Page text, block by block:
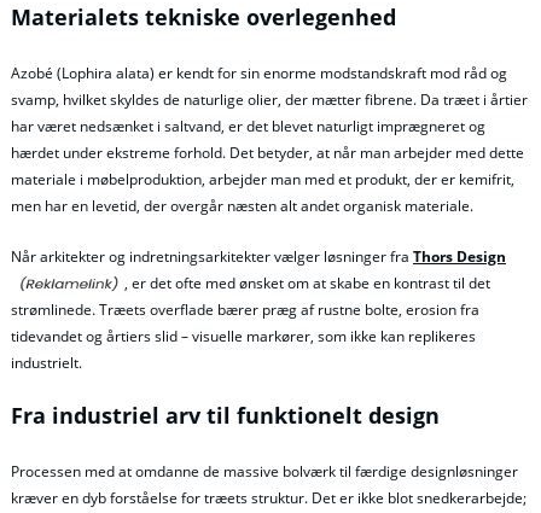
Materialets tekniske overlegenhed
Azobé (Lophira alata) er kendt for sin enorme modstandskraft mod råd og
svamp, hvilket skyldes de naturlige olier, der mætter fibrene. Da træet i årtier
har været nedsænket i saltvand, er det blevet naturligt imprægneret og
hærdet under ekstreme forhold. Det betyder, at når man arbejder med dette
materiale i møbelproduktion, arbejder man med et produkt, der er kemifrit,
men har en levetid, der overgår næsten alt andet organisk materiale.
Når arkitekter og indretningsarkitekter vælger løsninger fra Thors Design
, er det ofte med ønsket om at skabe en kontrast til det
strømlinede. Træets overflade bærer præg af rustne bolte, erosion fra
tidevandet og årtiers slid – visuelle markører, som ikke kan replikeres
industrielt.
Fra industriel arv til funktionelt design
Processen med at omdanne de massive bolværk til færdige designløsninger
kræver en dyb forståelse for træets struktur. Det er ikke blot snedkerarbejde;